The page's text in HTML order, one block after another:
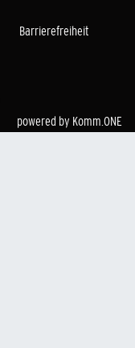
Barrierefreiheit
powered by Komm.ONE